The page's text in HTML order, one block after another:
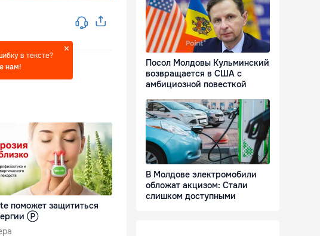
в тексте?
нам!
поможет защититься
Ⓟ
Посол Молдовы Кульминский
возвращается в США с
амбициозной повесткой
В Молдове электромобили
обложат акцизом: Стали
слишком доступными